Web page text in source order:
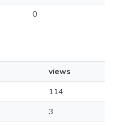
0
views
114
3